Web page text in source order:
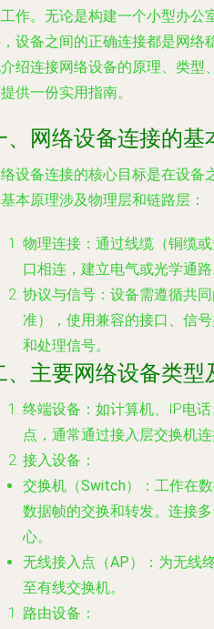
作。无论是构建一个小型办公
设备之间的正确连接都是网络
绍连接网络设备的原理、类型
供一份实用指南。
、网络设备连接的基
设备连接的核心目标是在设备
本原理涉及物理层和链路层：
物理连接 ：通过线缆（铜缆
口相连，建立电气或光学通路
协议与信号 ：设备需遵循共
准），使用兼容的接口、信
和处理信号。
、主要网络设备类型
终端设备 ：如计算机、IP电
点，通常通过接入层交换机连
接入设备 ：
交换机（Switch）
：工作在
数据帧的交换和转发。连接
心。
无线接入点（AP）
：为无线
至有线交换机。
路由设备 ：